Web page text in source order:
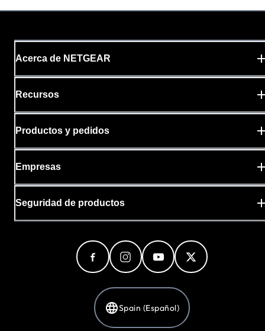
Acerca de NETGEAR
Recursos
Productos y pedidos
Empresas
Seguridad de productos
Spain (Español)